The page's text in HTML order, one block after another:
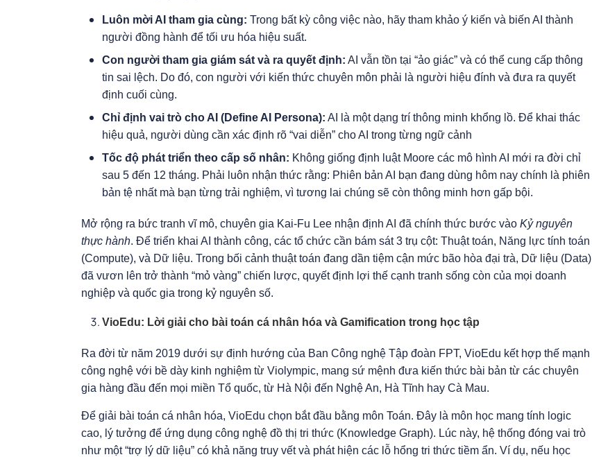
Luôn mời AI tham gia cùng: Trong bất kỳ công việc nào, hãy tham khảo ý kiến và biến AI thành
người đồng hành để tối ưu hóa hiệu suất.
Con người tham gia giám sát và ra quyết định: AI vẫn tồn tại “ảo giác” và có thể cung cấp thông
tin sai lệch. Do đó, con người với kiến thức chuyên môn phải là người hiệu đính và đưa ra quyết
định cuối cùng.
Chỉ định vai trò cho AI (Define AI Persona): AI là một dạng trí thông minh khổng lồ. Để khai thác
hiệu quả, người dùng cần xác định rõ “vai diễn” cho AI trong từng ngữ cảnh
Tốc độ phát triển theo cấp số nhân: Không giống định luật Moore các mô hình AI mới ra đời chỉ
sau 5 đến 12 tháng. Phải luôn nhận thức rằng: Phiên bản AI bạn đang dùng hôm nay chính là phiên
bản tệ nhất mà bạn từng trải nghiệm, vì tương lai chúng sẽ còn thông minh hơn gấp bội.
Mở rộng ra bức tranh vĩ mô, chuyên gia Kai-Fu Lee nhận định AI đã chính thức bước vào Kỷ nguyên
thực hành. Để triển khai AI thành công, các tổ chức cần bám sát 3 trụ cột: Thuật toán, Năng lực tính toán
(Compute), và Dữ liệu. Trong bối cảnh thuật toán đang dần tiệm cận mức bão hòa đại trà, Dữ liệu (Data)
đã vươn lên trở thành “mỏ vàng” chiến lược, quyết định lợi thế cạnh tranh sống còn của mọi doanh
nghiệp và quốc gia trong kỷ nguyên số.
VioEdu: Lời giải cho bài toán cá nhân hóa và Gamification trong học tập
Ra đời từ năm 2019 dưới sự định hướng của Ban Công nghệ Tập đoàn FPT, VioEdu kết hợp thế mạnh
công nghệ với bề dày kinh nghiệm từ Violympic, mang sứ mệnh đưa kiến thức bài bản từ các chuyên
gia hàng đầu đến mọi miền Tổ quốc, từ Hà Nội đến Nghệ An, Hà Tĩnh hay Cà Mau.
Để giải bài toán cá nhân hóa, VioEdu chọn bắt đầu bằng môn Toán. Đây là môn học mang tính logic
cao, lý tưởng để ứng dụng công nghệ đồ thị tri thức (Knowledge Graph). Lúc này, hệ thống đóng vai trò
như một “trợ lý dữ liệu” có khả năng truy vết và phát hiện các lỗ hổng tri thức tiềm ẩn. Ví dụ, nếu học